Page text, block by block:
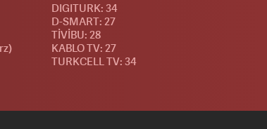
DIGITURK: 34
D-SMART: 27
TİVİBU: 28
KABLO TV: 27
TURKCELL TV: 34